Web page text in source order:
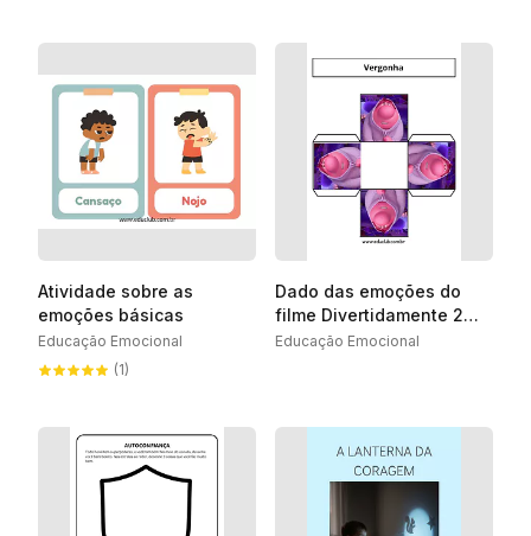
Atividade sobre as
emoções básicas
Educação Emocional
(1)
Dado das emoções do
filme Divertidamente 2
para imprimir
Educação Emocional